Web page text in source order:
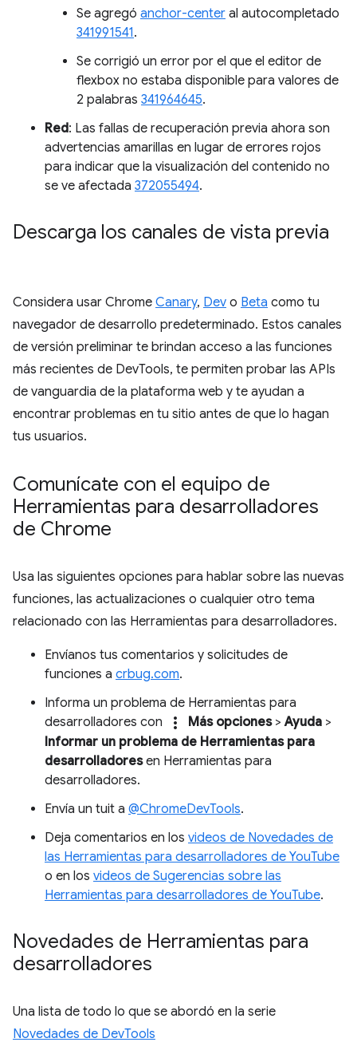
Se agregó anchor-center al autocompletado
341991541.
Se corrigió un error por el que el editor de
flexbox no estaba disponible para valores de
2 palabras 341964645.
Red: Las fallas de recuperación previa ahora son
advertencias amarillas en lugar de errores rojos
para indicar que la visualización del contenido no
se ve afectada 372055494.
Descarga los canales de vista previa
Considera usar Chrome Canary, Dev o Beta como tu
navegador de desarrollo predeterminado. Estos canales
de versión preliminar te brindan acceso a las funciones
más recientes de DevTools, te permiten probar las APIs
de vanguardia de la plataforma web y te ayudan a
encontrar problemas en tu sitio antes de que lo hagan
tus usuarios.
Comunícate con el equipo de
Herramientas para desarrolladores
de Chrome
Usa las siguientes opciones para hablar sobre las nuevas
funciones, las actualizaciones o cualquier otro tema
relacionado con las Herramientas para desarrolladores.
Envíanos tus comentarios y solicitudes de
funciones a crbug.com.
Informa un problema de Herramientas para
desarrolladores con
more_vert Más opciones>Ayuda >
Informar un problema de Herramientas para
desarrolladoresen Herramientas para
desarrolladores.
Envía un tuit a @ChromeDevTools.
Deja comentarios en los videos de Novedades de
las Herramientas para desarrolladores de YouTube
o en los videos de Sugerencias sobre las
Herramientas para desarrolladores de YouTube.
Novedades de Herramientas para
desarrolladores
Una lista de todo lo que se abordó en la serie
Novedades de DevTools